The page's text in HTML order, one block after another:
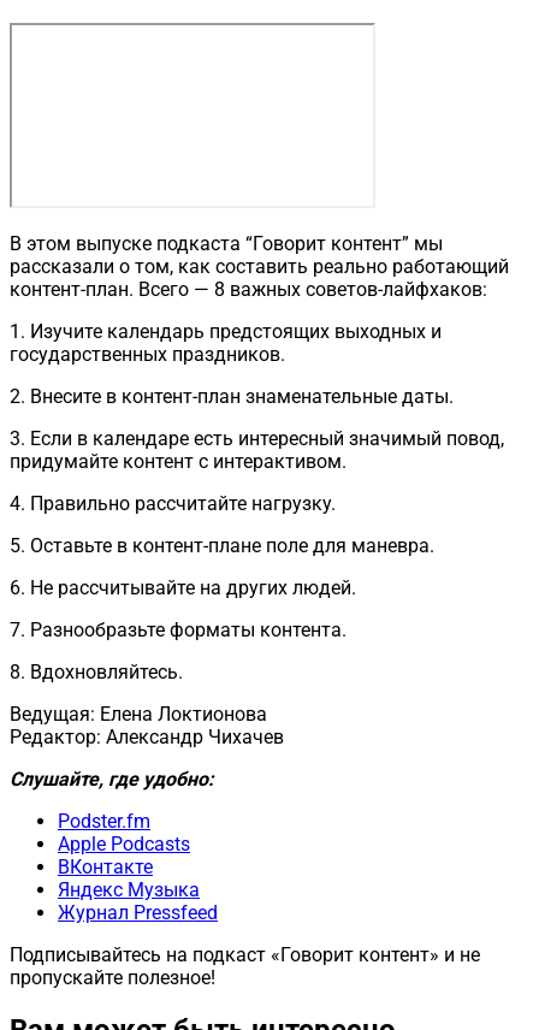
В этом выпуске подкаста “Говорит контент” мы
рассказали о том, как составить реально работающий
контент-план. Всего — 8 важных советов-лайфхаков:
1. Изучите календарь предстоящих выходных и
государственных праздников.
2. Внесите в контент-план знаменательные даты.
3. Если в календаре есть интересный значимый повод,
придумайте контент с интерактивом.
4. Правильно рассчитайте нагрузку.
5. Оставьте в контент-плане поле для маневра.
6. Не рассчитывайте на других людей.
7. Разнообразьте форматы контента.
8. Вдохновляйтесь.
Ведущая: Елена Локтионова
Редактор: Александр Чихачев
Слушайте, где удобно:
Podster.fm
Apple Podcasts
ВКонтакте
Яндекс Музыка
Журнал Pressfeed
Подписывайтесь на подкаст «Говорит контент» и не
пропускайте полезное!